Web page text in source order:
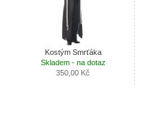
Kostým Smrťáka
Skladem - na dotaz
350,00 Kč